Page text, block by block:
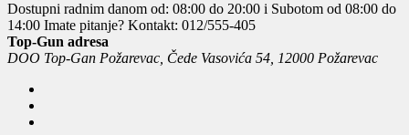
Dostupni radnim danom od: 08:00 do 20:00 i Subotom od 08:00 do
14:00 Imate pitanje? Kontakt: 012/555-405
Top-Gun adresa
DOO Top-Gan Požarevac, Čede Vasovića 54, 12000 Požarevac